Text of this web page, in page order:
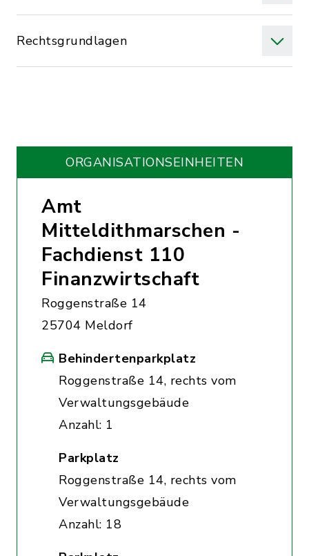
Rechtsgrundlagen
ORGANISATIONS­EINHEITEN
Amt
Mitteldithmarschen -
Fachdienst 110
Finanzwirtschaft
Roggenstraße 14
25704 Meldorf
Behindertenparkplatz
Roggenstraße 14, rechts vom
Verwaltungsgebäude
Anzahl: 1
Parkplatz
Roggenstraße 14, rechts vom
Verwaltungsgebäude
Anzahl: 18